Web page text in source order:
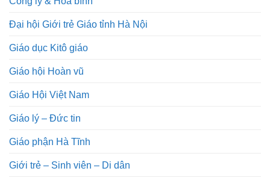
Đại hội Giới trẻ Giáo tỉnh Hà Nội
Giáo dục Kitô giáo
Giáo hội Hoàn vũ
Giáo Hội Việt Nam
Giáo lý – Đức tin
Giáo phận Hà Tĩnh
Giới trẻ – Sinh viên – Di dân